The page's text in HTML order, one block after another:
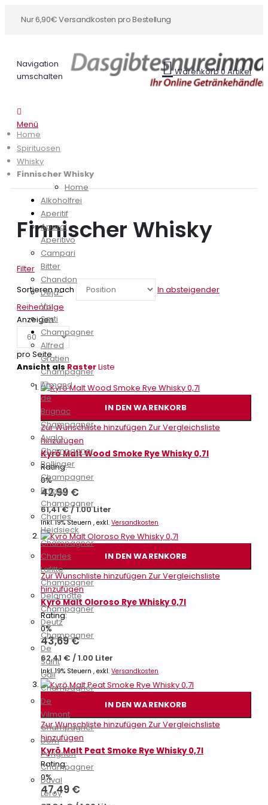
Nur 6,90€ Versandkosten pro Bestellung
Navigation
umschalten
Warenkorb0Artikel
Menü
Home
Alkoholfrei
Aperitif
Aperol
Aperitivo
Campari
Bitter
Chandon
Déjà-
Vu
Sarti
Champagner
Alfred
Gratien
Champagner
Armand
de
Brignac
Champagner
Ayala
Champagner
Bollinger
Champagner
Bricout
Champagner
Charles
Heidsieck
Champagner
Charles
Lafitte
Champagner
Delamotte
Champagner
Deutz
Champagner
De
Saint
Gall
Champagner
De
Vilmont
Champagner
Dom
Perignon
Champagner
Duval
Leroy
Home
Spirituosen
Whisky
Finnischer Whisky
Finnischer Whisky
Filter
Sortieren nach
In absteigender
Reihenfolge
Anzeigen
pro Seite
Ansicht als RasterListe
IN DEN WARENKORB
Zur Wunschliste hinzufügen Zur Vergleichsliste
hinzufügen
Kyrö Malt Wood Smoke Rye Whisky 0,7l
Rating:
0%
42,99 €
61,41 €/1.00 Liter
Inkl. 19% Steuern , exkl. Versandkosten
IN DEN WARENKORB
Zur Wunschliste hinzufügen Zur Vergleichsliste
hinzufügen
Kyrö Malt Oloroso Rye Whisky 0,7l
Rating:
0%
43,69 €
62,41 € /1.00 Liter
Inkl. 19% Steuern , exkl. Versandkosten
IN DEN WARENKORB
Zur Wunschliste hinzufügen Zur Vergleichsliste
hinzufügen
Kyrö Malt Peat Smoke Rye Whisky 0,7l
Rating:
0%
47,49 €